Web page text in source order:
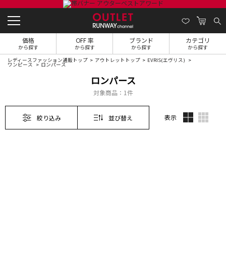
価格
から探す
OFF 率
から探す
ブランド
から探す
カテゴリ
から探す
レディースファッション通販トップ アウトレットトップ EVRIS(エヴリス)
ワンピース ロンパース
ロンパース
対象商品： 1件
絞り込み 並び替え 表示